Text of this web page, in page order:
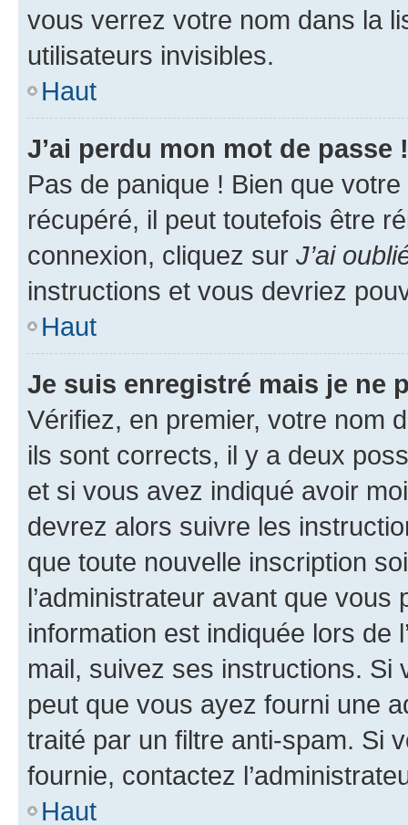
vous verrez votre nom dans la
utilisateurs invisibles.
Haut
J’ai perdu mon mot de passe !
Pas de panique ! Bien que
récupéré, il peut toutefois être
connexion, cliquez sur J’ai
instructions et vous devriez
Haut
Je suis enregistré mais je ne
Vérifiez, en premier, votre nom
ils sont corrects, il y a deux
et si vous avez indiqué avoir
devrez alors suivre les
que toute nouvelle inscription
l’administrateur avant que
information est indiquée lors de
mail, suivez ses instructions. Si
peut que vous ayez fourni une
traité par un filtre anti-spam. Si
fournie, contactez
Haut